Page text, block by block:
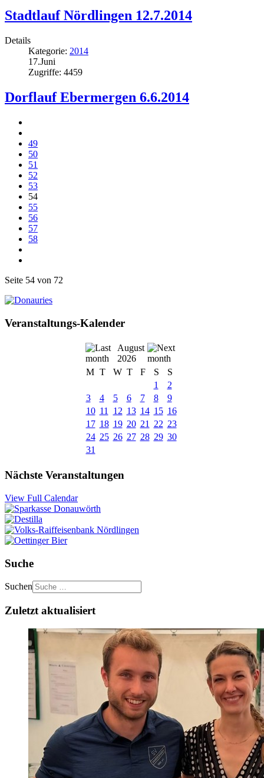
Stadtlauf Nördlingen 12.7.2014
Details
Kategorie: 2014
17.Juni
Zugriffe: 4459
Dorflauf Ebermergen 6.6.2014
49
50
51
52
53
54
55
56
57
58
Seite 54 von 72
Veranstaltungs-Kalender
August
2026
M T W T F S
S
1
2
3
4 5 6 7 8
9
10 11 12 13 14 15 16
17 18 19 20 21 22 23
24 25 26 27 28 29 30
31
Nächste Veranstaltungen
View Full Calendar
Suche
Suchen
Zuletzt aktualisiert